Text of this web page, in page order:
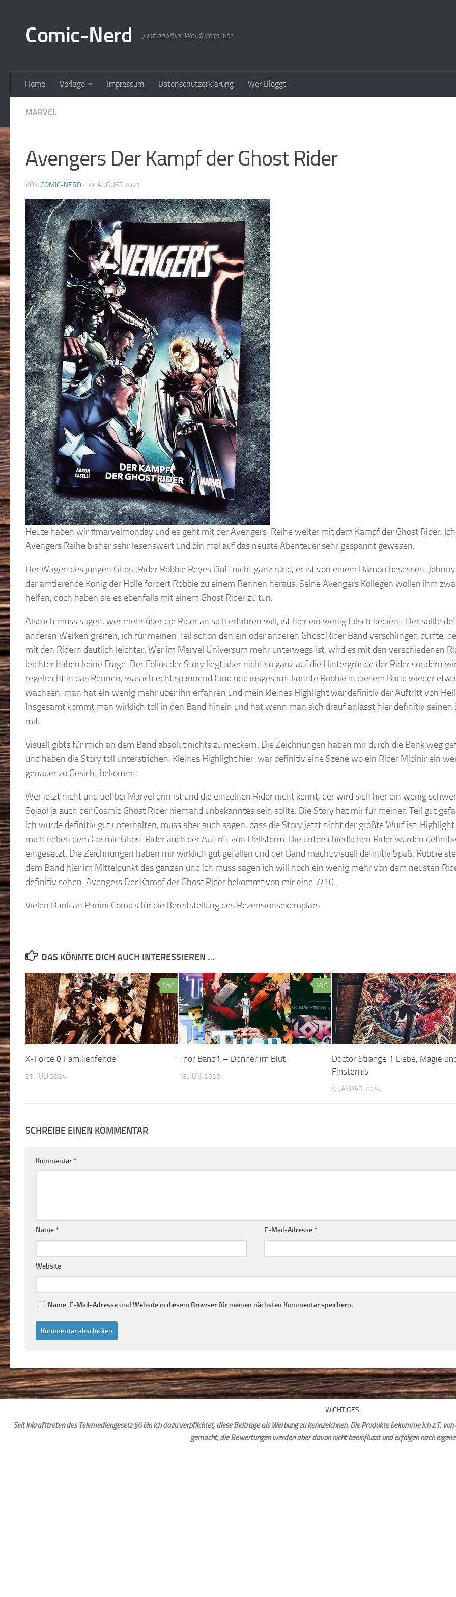
Comic-Nerd Just another WordPress site
Home Verlage Impressum Datenschutzerklärung Wer Bloggt
MARVEL
Avengers Der Kampf der Ghost Rider
VON COMIC-NERD · 30. AUGUST 2021
Heute haben wir #marvelmonday und es geht mit der Avengers Reihe weiter mit dem Kampf der Ghost Rider.
Avengers Reihe bisher sehr lesenswert und bin mal auf das neuste Abenteuer sehr gespannt gewesen.
Der Wagen des jungen Ghost Rider Robbie Reyes läuft nicht ganz rund, er ist von einem Dämon besessen.
der amtierende König der Hölle fordert Robbie zu einem Rennen heraus. Seine Avengers Kollegen wollen ihm
helfen, doch haben sie es ebenfalls mit einem Ghost Rider zu tun.
Also ich muss sagen, wer mehr über die Rider an sich erfahren will, ist hier ein wenig falsch bedient. Der sollte
anderen Werken greifen, ich für meinen Teil schon den ein oder anderen Ghost Rider Band verschlingen durfte,
mit den Ridern deutlich leichter. Wer im Marvel Universum mehr unterwegs ist, wird es mit den verschiedenen
leichter haben keine Frage. Der Fokus der Story liegt aber nicht so ganz auf die Hintergründe der Rider sondern
regelrecht in das Rennen, was ich echt spannend fand und insgesamt konnte Robbie in diesem Band wieder
wachsen, man hat ein wenig mehr über ihn erfahren und mein kleines Highlight war definitiv der Auftritt von
Insgesamt kommt man wirklich toll in den Band hinein und hat wenn man sich drauf anlässt hier definitiv seinen
mit.
Visuell gibts für mich an dem Band absolut nichts zu meckern. Die Zeichnungen haben mir durch die Bank weg
und haben die Story toll unterstrichen. Kleines Highlight hier, war definitiv eine Szene wo ein Rider Mjölnir ein
genauer zu Gesicht bekommt.
Wer jetzt nicht und tief bei Marvel drin ist und die einzelnen Rider nicht kennt, der wird sich hier ein wenig
Sojaöl ja auch der Cosmic Ghost Rider niemand unbekanntes sein sollte. Die Story hat mir für meinen Teil gut
ich wurde definitiv gut unterhalten, muss aber auch sagen, dass die Story jetzt nicht der größte Wurf ist.
mich neben dem Cosmic Ghost Rider auch der Auftritt von Hellstorm. Die unterschiedlichen Rider wurden
eingesetzt. Die Zeichnungen haben mir wirklich gut gefallen und der Band macht visuell definitiv Spaß. Robbie
dem Band hier im Mittelpunkt des ganzen und ich muss sagen ich will noch ein wenig mehr von dem neusten
definitiv sehen. Avengers Der Kampf der Ghost Rider bekommt von mir eine 7/10.
Vielen Dank an Panini Comics für die Bereitstellung des Rezensionsexemplars.
DAS KÖNNTE DICH AUCH INTERESSIEREN …
0
X-Force 8 Familienfehde
29. JULI 2024
0
Thor Band1 – Donner im Blut
18. JUNI 2020
Doctor Strange 1 Liebe, Magie
Finsternis
9. JANUAR 2024
SCHREIBE EINEN KOMMENTAR
Kommentar*
Name* E-Mail-Adresse*
Website
Name, E-Mail-Adresse und Website in diesem Browser für meinen nächsten Kommentar speichern.
WICHTIGES
Seit Inkrafttreten des Telemediengesetz §6 bin ich dazu verpflichtet, diese Beiträge als Werbung zu kennzeichnen. Die Produkte bekomme ich z.T.
gemacht, die Bewertungen werden aber davon nicht beeinflusst und erfolgen nach